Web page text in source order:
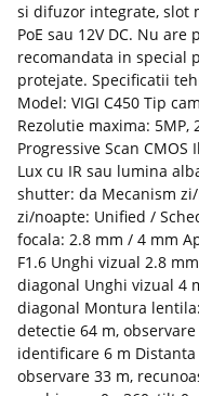
si difuzor integrate, slot
PoE sau 12V DC. Nu
recomandata in special
protejate. Specificatii
Model: VIGI C450 Tip
Rezolutie maxima: 5MP,
Progressive Scan
Lux cu IR sau lumina
shutter: da Mecanism
zi/noapte: Unified /
focala: 2.8 mm / 4 mm
F1.6 Unghi vizual 2.8
diagonal Unghi vizual 4
diagonal Montura
detectie 64 m,
identificare 6 m
observare 33 m,